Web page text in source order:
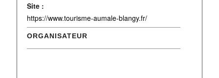
Site :
https://www.tourisme-aumale-blangy.fr/
ORGANISATEUR